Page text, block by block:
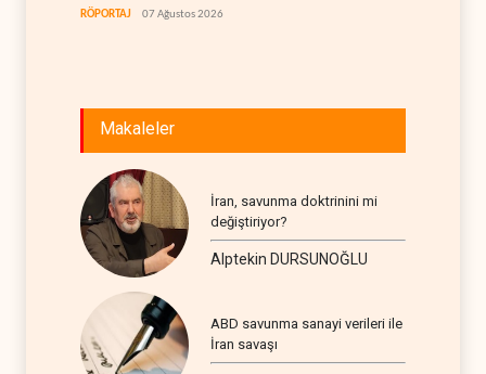
etti
RÖPORTAJ 07 Ağustos 2026
Makaleler
İran, savunma doktrinini mi
değiştiriyor?
Alptekin DURSUNOĞLU
ABD savunma sanayi verileri ile
İran savaşı